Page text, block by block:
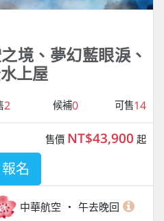
境、夢幻藍眼淚、
上屋
2 候補0 可售14
中華航空 午去晚回
售價 NT$43,900 起
報名